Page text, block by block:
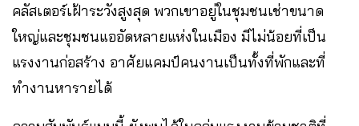
คลัสเตอร์เฝ้าระวังสูงสุด พวกเขาอยู่ในชุมชนเช่าขนาด
ใหญ่และชุมชนแออัดหลายแห่งในเมือง มีไม่น้อยที่เป็น
แรงงานก่อสร้าง อาศัยแคมป์คนงานเป็นทั้งที่พักและที่
ทำงานหารายได้